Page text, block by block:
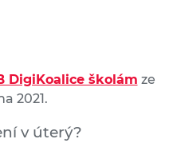
DigiKoalice školám ze
2021.
v úterý?